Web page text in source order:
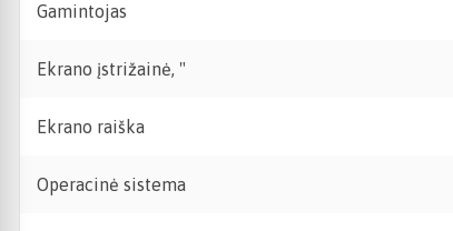
Gamintojas
Ekrano įstrižainė, "
Ekrano raiška
Operacinė sistema